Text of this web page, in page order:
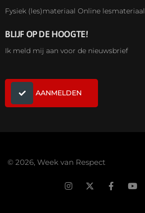
Fysiek (les)materiaal Online lesmateriaal
BLIJF OP DE HOOGTE!
Ik meld mij aan voor de nieuwsbrief
AANMELDEN
© 2026, Week van Respect